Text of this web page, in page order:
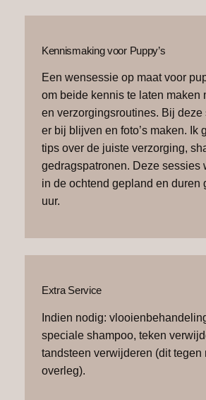
Kennismaking voor Puppy’s
Een wensessie op maat voor
om beide kennis te laten maken
en verzorgingsroutines. Bij deze
er bij blijven en foto’s maken. Ik
tips over de juiste verzorging,
gedragspatronen. Deze sessies
in de ochtend gepland en duren
uur.
Extra Service
Indien nodig:
speciale shampoo, teken
tandsteen verwijderen (dit tegen
overleg).